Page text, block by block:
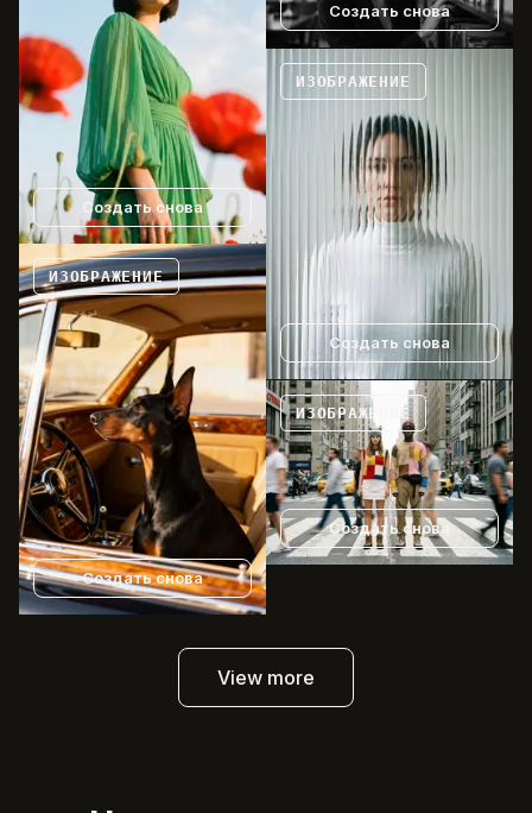
Создать снова
ИЗОБРАЖЕНИЕ
Создать снова
Создать снова
ИЗОБРАЖЕНИЕ
Создать снова
ИЗОБРАЖЕНИЕ
Создать снова
View more